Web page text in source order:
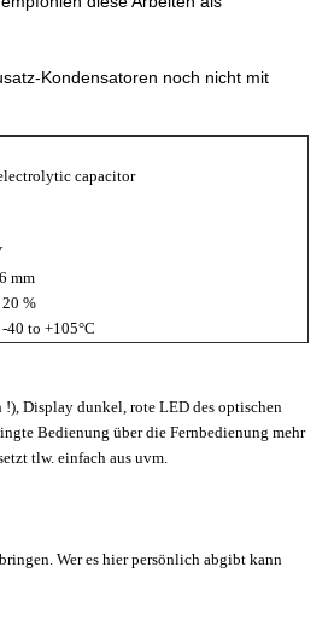
Kondensatoren noch nicht mit
capacitor
mm
%
40 to +105°C
Display dunkel, rote LED des optischen
Bedienung über die Fernbedienung mehr
tlw. einfach aus uvm.
Wer es hier persönlich abgibt kann